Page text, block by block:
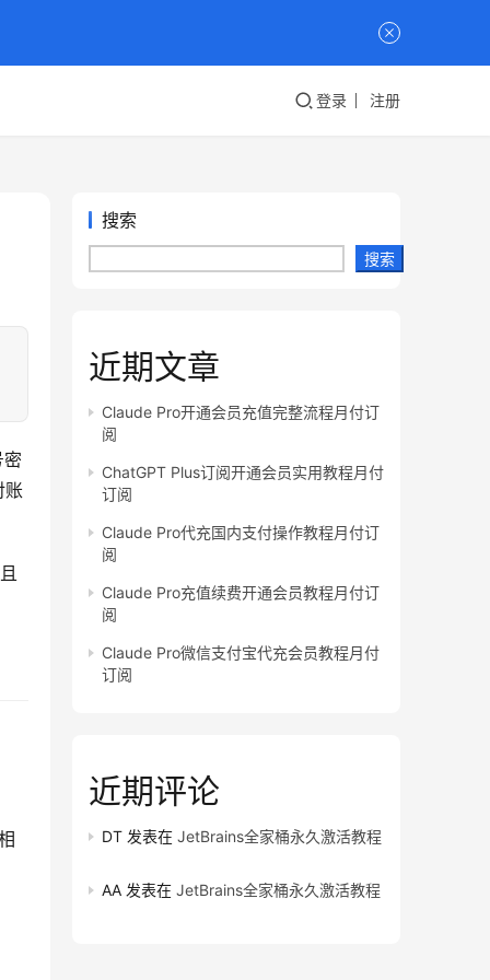
登录 注册
账
搜索
搜索
近期文章
Claude Pro开通会员充值完整流程月付订
阅
ChatGPT Plus订阅开通会员实用教程月付
订阅
Claude Pro代充国内支付操作教程月付订
阅
Claude Pro充值续费开通会员教程月付订
阅
Claude Pro微信支付宝代充会员教程月付
订阅
近期评论
DT 发表在 JetBrains全家桶永久激活教程
AA 发表在 JetBrains全家桶永久激活教程